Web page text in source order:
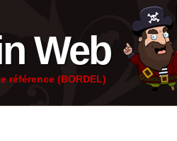
Web
référence (BORDEL)